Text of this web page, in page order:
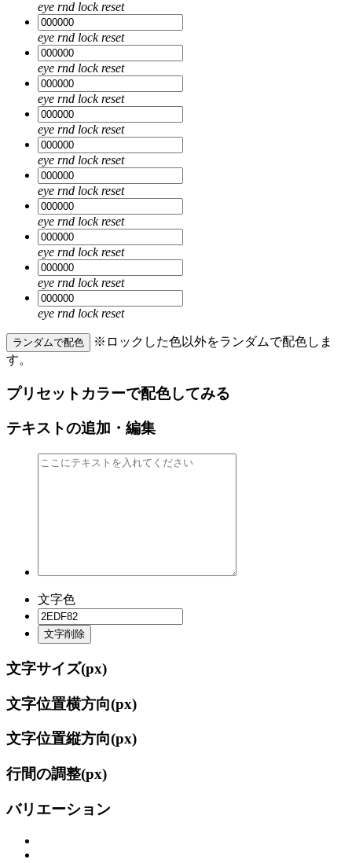
eye rnd lock reset
eye rnd lock reset
eye rnd lock reset
eye rnd lock reset
eye rnd lock reset
eye rnd lock reset
eye rnd lock reset
eye rnd lock reset
eye rnd lock reset
eye rnd lock reset
eye rnd lock reset
ランダムで配色
※ロックした色以外をランダムで配色しま
す。
プリセットカラーで配色してみる
テキストの追加・編集
文字色
文字削除
文字サイズ(px)
文字位置横方向(px)
文字位置縦方向(px)
行間の調整(px)
バリエーション